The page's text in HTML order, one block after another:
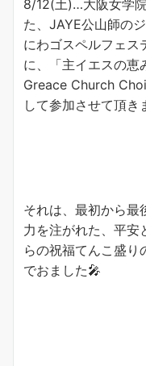
8/12(土)…大阪女学
た、JAYE公山師の
にわゴスペルフェス
に、「主イエスの恵
Greace Church
して参加させて頂き
それは、最初から最
力を注がれた、平安
らの祝福てんこ盛り
でおました🎤